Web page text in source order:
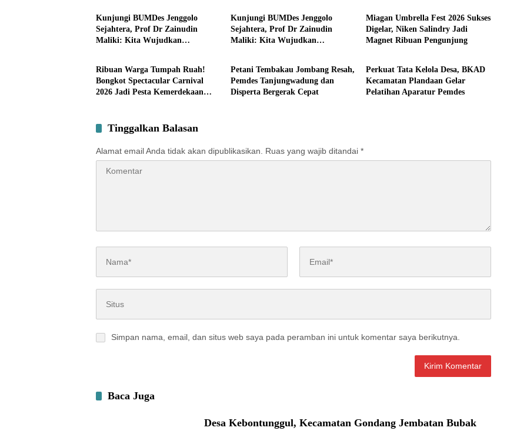
Kunjungi BUMDes Jenggolo
Sejahtera, Prof Dr Zainudin
Maliki: Kita Wujudkan
Kunjungi BUMDes Jenggolo
Sejahtera, Prof Dr Zainudin
Maliki: Kita Wujudkan
Miagan Umbrella Fest 2026 Sukses
Digelar, Niken Salindry Jadi
Magnet Ribuan Pengunjung
Ribuan Warga Tumpah Ruah!
Bongkot Spectacular Carnival
2026 Jadi Pesta Kemerdekaan
Petani Tembakau Jombang Resah,
Pemdes Tanjungwadung dan
Disperta Bergerak Cepat
Pemerintahan
Perkuat Tata Kelola Desa, BKAD
Kecamatan Plandaan Gelar
Pelatihan Aparatur Pemdes
Tinggalkan Balasan
Alamat email Anda tidak akan dipublikasikan. Ruas yang wajib ditandai *
Simpan nama, email, dan situs web saya pada peramban ini untuk komentar saya berikutnya.
Baca Juga
Desa Kebontunggul, Kecamatan Gondang Jembatan Bubak